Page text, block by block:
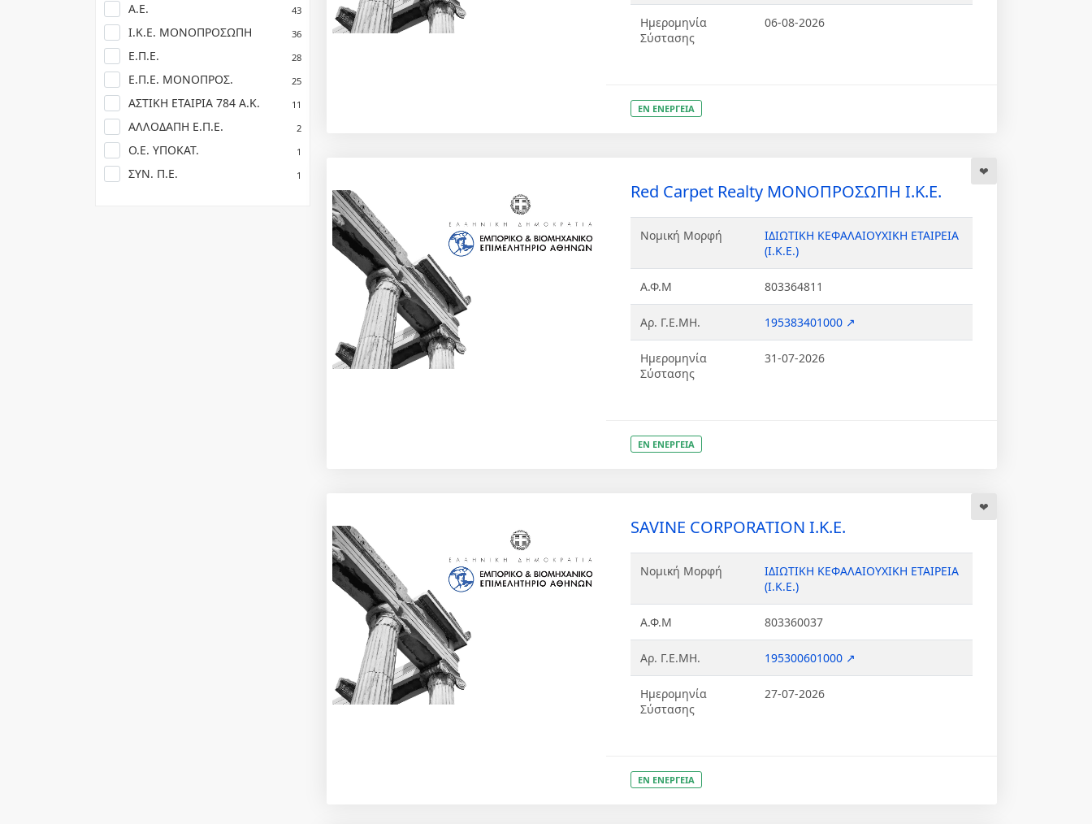
Α.Ε. 43
Ι.Κ.Ε. ΜΟΝΟΠΡΟΣΩΠΗ 36
Ε.Π.Ε. 28
Ε.Π.Ε. ΜΟΝΟΠΡΟΣ. 25
ΑΣΤΙΚΗ ΕΤΑΙΡΙΑ 784 Α.Κ. 11
ΑΛΛΟΔΑΠΗ Ε.Π.Ε. 2
Ο.Ε. ΥΠΟΚΑΤ. 1
ΣΥΝ. Π.Ε. 1
Ημερομηνία
Σύστασης
06-08-2026
ΕΝ ΕΝΕΡΓΕΙΑ
Red Carpet Realty ΜΟΝΟΠΡΟΣΩΠΗ Ι.Κ.Ε.
Νομική Μορφή
ΙΔΙΩΤΙΚΗ ΚΕΦΑΛΑΙΟΥΧΙΚΗ ΕΤΑΙΡΕΙΑ
(Ι.Κ.Ε.)
Α.Φ.Μ 803364811
Αρ. Γ.Ε.ΜΗ. 195383401000 ↗
Ημερομηνία
Σύστασης
31-07-2026
ΕΝ ΕΝΕΡΓΕΙΑ
SAVINE CORPORATION Ι.Κ.Ε.
Νομική Μορφή
ΙΔΙΩΤΙΚΗ ΚΕΦΑΛΑΙΟΥΧΙΚΗ ΕΤΑΙΡΕΙΑ
(Ι.Κ.Ε.)
Α.Φ.Μ 803360037
Αρ. Γ.Ε.ΜΗ. 195300601000 ↗
Ημερομηνία
Σύστασης
27-07-2026
ΕΝ ΕΝΕΡΓΕΙΑ